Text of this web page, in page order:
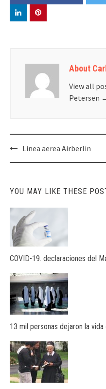
About
View all
Petersen
Post
navigation
Linea aerea Airberlin
YOU MAY LIKE THESE
COVID-19. declaraciones del
13 mil personas dejaron la vida